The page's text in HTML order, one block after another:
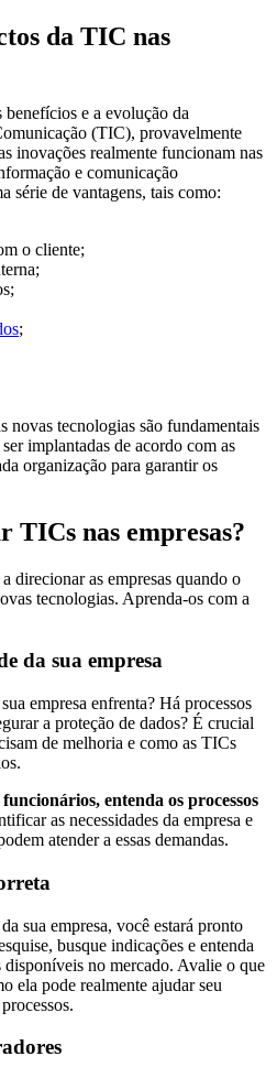
da TIC nas
e a evolução da
(TIC), provavelmente
inovações realmente funcionam nas
e comunicação
série de vantagens, tais como:
o cliente;
;
novas tecnologias são fundamentais
implantadas de acordo com as
organização para garantir os
TICs nas empresas?
direcionar as empresas quando o
tecnologias. Aprenda-os com a
da sua empresa
empresa enfrenta? Há processos
a proteção de dados? É crucial
de melhoria e como as TICs
funcionários, entenda os processos
as necessidades da empresa e
atender a essas demandas.
sua empresa, você estará pronto
busque indicações e entenda
disponíveis no mercado. Avalie o que
ela pode realmente ajudar seu